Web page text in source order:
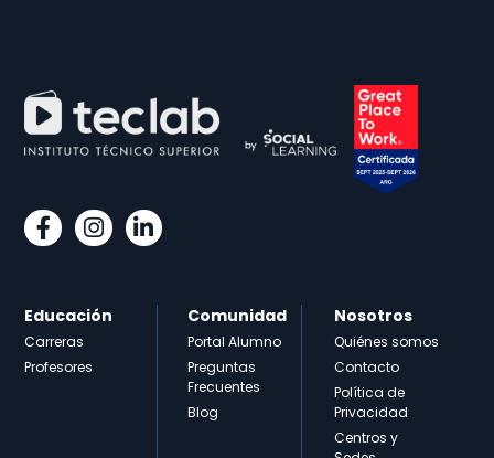
Educación
Carreras
Profesores
Comunidad
Portal Alumno
Preguntas
Frecuentes
Blog
Nosotros
Quiénes somos
Contacto
Política de
Privacidad
Centros y